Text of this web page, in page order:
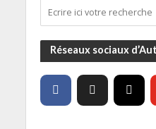
Réseaux sociaux